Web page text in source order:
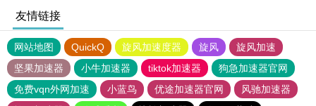
友情链接
网站地图 QuickQ 旋风加速度器 旋风
旋风加速
坚果加速器
小牛加速器 tiktok加速器
狗急加速器官网
免费vqn外网加速
小蓝鸟 优途加速器官网
风驰加速器